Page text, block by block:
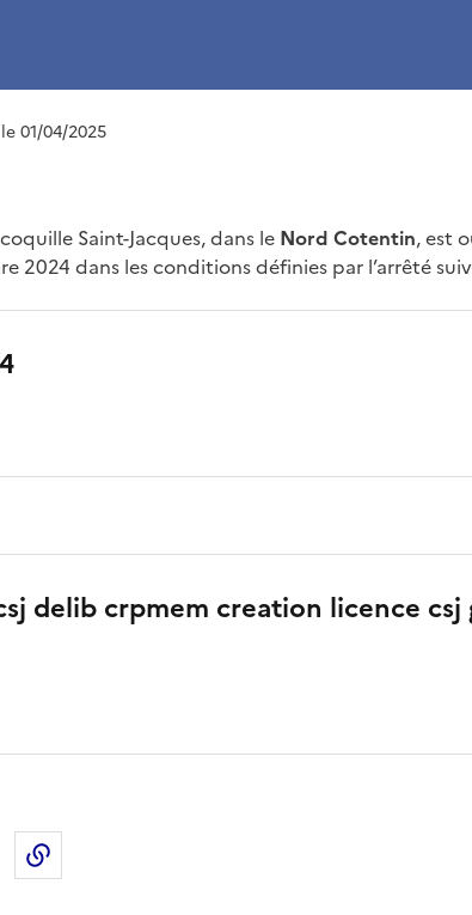
01/04/2025
Saint-Jacques, dans le Nord Cotentin, est
2024 dans les conditions définies par l’arrêté
delib crpmem creation licence csj
sur LinkedIn
Partager par email